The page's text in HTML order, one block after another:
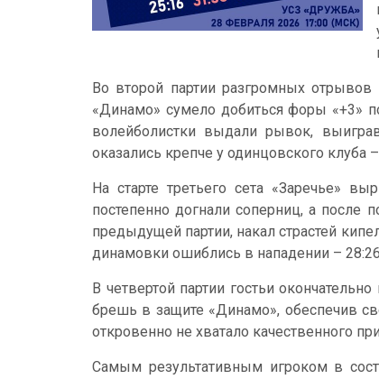
Во второй партии разгромных
«Динамо» сумело добиться форы «+3»
волейболистки выдали рывок,
оказались крепче у одинцовского клуба
На старте третьего сета «Заречье»
постепенно догнали соперниц, а после
предыдущей партии, накал страстей
динамовки ошиблись в нападении –
В четвертой партии гостьи
брешь в защите «Динамо», обеспечив
откровенно не хватало качественного
Самым результативным игроком в